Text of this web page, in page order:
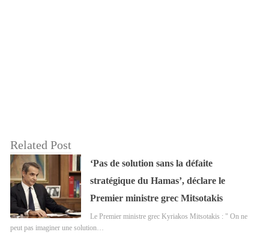
Related Post
‘Pas de solution sans la défaite
stratégique du Hamas’, déclare le
Premier ministre grec Mitsotakis
Le Premier ministre grec Kyriakos Mitsotakis : " On ne
peut pas imaginer une solution…